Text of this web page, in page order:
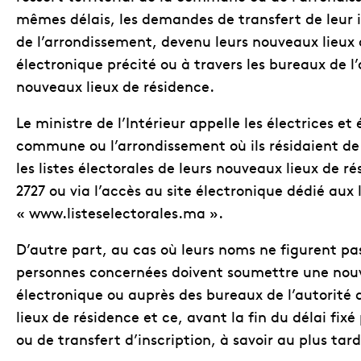
mêmes délais, les demandes de transfert de
de l’arrondissement, devenu leurs nouveaux
électronique précité ou à travers les bureaux de
nouveaux lieux de résidence.
Le ministre de l’Intérieur appelle les électrices
commune ou l’arrondissement où ils résidaient
les listes électorales de leurs nouveaux lieux de
2727 ou via l’accès au site électronique dédié
« www.listeselectorales.ma ».
D’autre part, au cas où leurs noms ne figurent
personnes concernées doivent soumettre une
électronique ou auprès des bureaux de
lieux de résidence et ce, avant la fin du délai
ou de transfert d’inscription, à savoir au plus